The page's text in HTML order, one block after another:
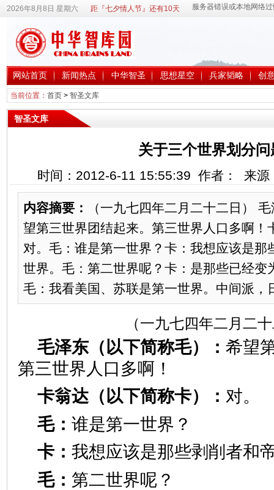
2026年8月8日 星期六 距『七夕情人节』还有10天
网站首页 新闻热点 中华智圣 思想星空 兵家韬略 创
当前位置： 首页> 智圣文库
智圣文库
关于三个世界划分
时间：2012-6-11 15:55:39 作者： 来
内容摘要：
（一九七四年二月二十二日）
望第三世界团结起来。第三世界人口多啊！
对。毛：谁是第一世界？卡：我想应该是那
世界。毛：第二世界呢？卡：是那些已经变
毛：我看美国、苏联是第一世界。中间派，
（一九七四年二月二
毛泽东（以下简称毛）： 希望
第三世界人口多啊！
卡翁达（以下简称卡）： 对。
毛： 谁是第一世界？
卡： 我想应该是那些剥削者和
毛： 第二世界呢？